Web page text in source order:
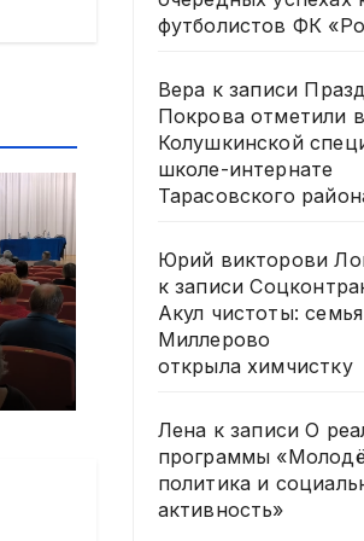
футболистов ФК
Вера к записи
Покрова отметили в
Колушкинской
школе-интернате
Тарасовского
Юрий викторови
к записи
Акул чистоты:
Миллерово
открыла химчистку
Лена к записиО
программы
политика и
активность»